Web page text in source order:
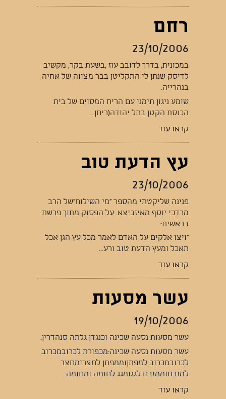
רחם
23/10/2006
במכונית, בדרך לדובב עוז ,בשעת בקר, מקשיב
לדיסק שנתן לי התקליטן בבר מצווה של אחיה
בנהרייה.
שומע ניגון תימני עם הריח המסוים של בית
הכנסת הקטן בתל יהודה(ריחן...
קראו עוד
עץ הדעת טוב
23/10/2006
פנינה שליקטתי מהספר "מי השילוח"של הרב
מרדכי יוסף מאיזביצא. על הפסוק מתוך פרשת
בראשית:
"ויצו אלקים על האדם לאמר מכל עץ הגן אכל
תאכל ומעץ הדעת טוב ורע...
קראו עוד
עשר מסעות
19/10/2006
עשר מסעות נסעה שכינה וכנגדן גלתה סנהדרין.
עשר מסעות נסעה שכינה:מכפורת לכרובמכרוב
לכרובמכרוב למפתןוממפתן לחצרומחצר
למזבחוממזבח לגגומגג לחומה ומחומה...
קראו עוד